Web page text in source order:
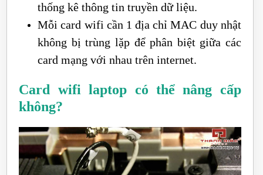
thống kê thông tin truyền dữ liệu.
Mỗi card wifi cần 1 địa chỉ MAC duy nhật
không bị trùng lặp để phân biệt giữa các
card mạng với nhau trên internet.
Card wifi laptop có thể nâng cấp
không?